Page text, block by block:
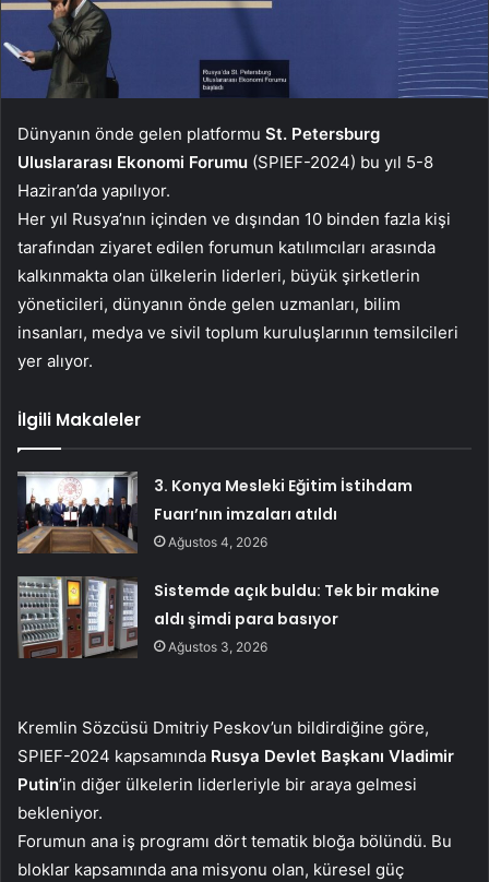
Dünyanın önde gelen platformu St. Petersburg
Uluslararası Ekonomi Forumu (SPIEF-2024) bu yıl 5-8
Haziran’da yapılıyor.
Her yıl Rusya’nın içinden ve dışından 10 binden fazla kişi
tarafından ziyaret edilen forumun katılımcıları arasında
kalkınmakta olan ülkelerin liderleri, büyük şirketlerin
yöneticileri, dünyanın önde gelen uzmanları, bilim
insanları, medya ve sivil toplum kuruluşlarının temsilcileri
yer alıyor.
İlgili Makaleler
3. Konya Mesleki Eğitim İstihdam
Fuarı’nın imzaları atıldı
Ağustos 4, 2026
Sistemde açık buldu: Tek bir makine
aldı şimdi para basıyor
Ağustos 3, 2026
Kremlin Sözcüsü Dmitriy Peskov’un bildirdiğine göre,
SPIEF-2024 kapsamında Rusya Devlet Başkanı Vladimir
Putin’in diğer ülkelerin liderleriyle bir araya gelmesi
bekleniyor.
Forumun ana iş programı dört tematik bloğa bölündü. Bu
bloklar kapsamında ana misyonu olan, küresel güç